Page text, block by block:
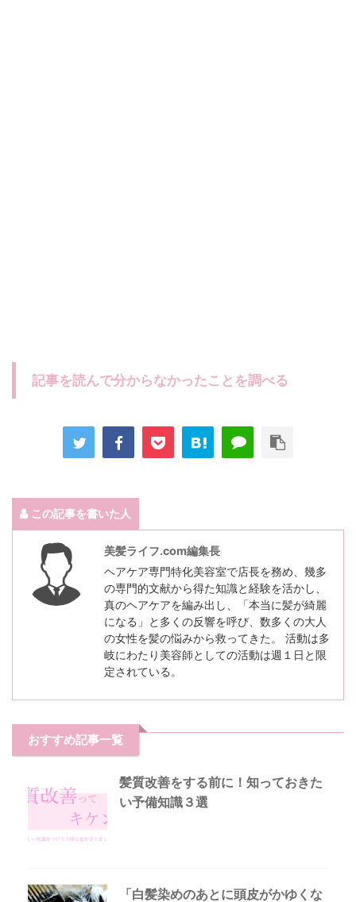
記事を読んで分からなかったことを調べる
この記事を書いた人
美髪ライフ.com編集長
ヘアケア専門特化美容室で店長を務め、幾多
の専門的文献から得た知識と経験を活かし、
真のヘアケアを編み出し、「本当に髪が綺麗
になる」と多くの反響を呼び、数多くの大人
の女性を髪の悩みから救ってきた。 活動は多
岐にわたり美容師としての活動は週１日と限
定されている。
おすすめ記事一覧
髪質改善をする前に！知っておきた
い予備知識３選
「白髪染めのあとに頭皮がかゆくな